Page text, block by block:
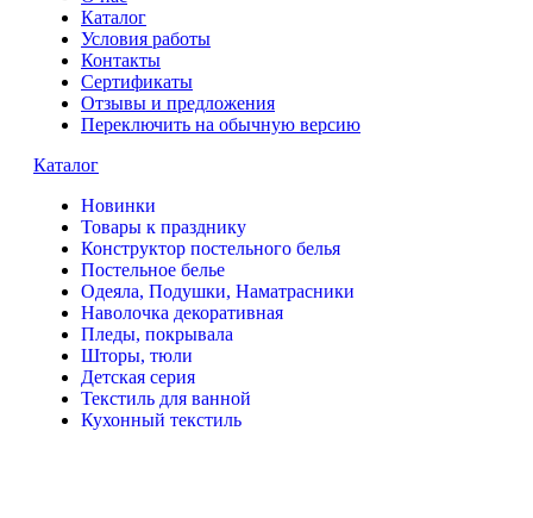
Каталог
Условия работы
Контакты
Сертификаты
Отзывы и предложения
Переключить на обычную версию
Каталог
Новинки
Товары к празднику
Конструктор постельного белья
Постельное белье
Одеяла, Подушки, Наматрасники
Наволочка декоративная
Пледы, покрывала
Шторы, тюли
Детская серия
Текстиль для ванной
Кухонный текстиль